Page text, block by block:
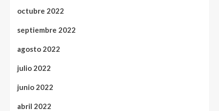
octubre 2022
septiembre 2022
agosto 2022
julio 2022
junio 2022
abril 2022